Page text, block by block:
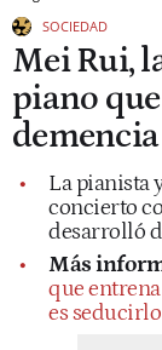
SOCIEDAD
Mei Rui,
piano
La pianista
concierto
desarrolló
Más
que
es